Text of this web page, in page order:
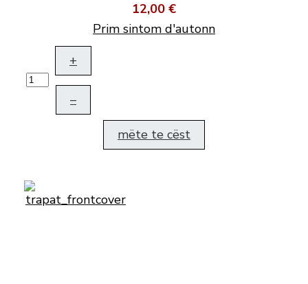
12,00 €
Prim sintom d'autonn
+
–
mëte te cëst